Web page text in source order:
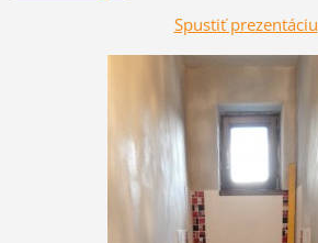
Spustiť prezentáciu